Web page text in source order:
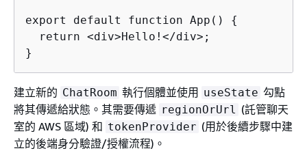
export default function App() {
  return <div>Hello!</div>;
}
建立新的 ChatRoom 執行個體並使用 useState 勾點
將其傳遞給狀態。其需要傳遞 regionOrUrl (託管聊天
室的 AWS 區域) 和 tokenProvider (用於後續步驟中建
立的後端身分驗證/授權流程)。